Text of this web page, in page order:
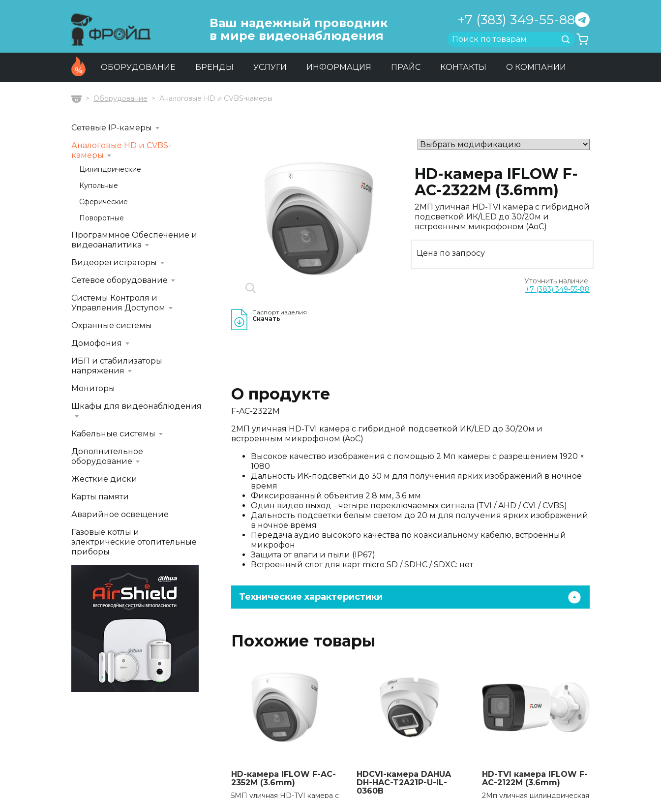
Ваш надежный проводник
в мире видеонаблюдения
+7 (383) 349-55-88
Найти
ОБОРУДОВАНИЕ БРЕНДЫ УСЛУГИ ИНФОРМАЦИЯ ПРАЙС КОНТАКТЫ О КОМПАНИИ
ГлавнаяОборудование Аналоговые HD и CVBS-камеры
Паспорт изделия
Скачать
HD-камера IFLOW F-
AC-2322M (3.6mm)
2МП уличная HD-TVI камера с гибридной
подсветкой ИК/LED до 30/20м и
встроенным микрофоном (AoC)
Цена по запросу
Уточнить наличие:
+7 (383) 349-55-88
О продукте
F-AC-2322M
2МП уличная HD-TVI камера с гибридной подсветкой ИК/LED до 30/20м и
встроенным микрофоном (AoC)
Высокое качество изображения с помощью 2 Мп камеры с разрешением 1920 ×
1080
Дальность ИК-подсветки до 30 м для получения ярких изображений в ночное
время
Фиксированный объектив 2.8 мм, 3.6 мм
Один видео выход - четыре переключаемых сигнала (TVI / AHD / CVI / CVBS)
Дальность подсветки белым светом до 20 м для получения ярких изображений
в ночное время
Передача аудио высокого качества по коаксиальному кабелю, встроенный
микрофон
Защита от влаги и пыли (IP67)
Встроенный слот для карт micro SD / SDHC / SDXC: нет
Технические характеристики
Похожие товары
HD-камера IFLOW F-AC-
2352M (3.6mm)
5МП уличная HD-TVI камера с
HDCVI-камера DAHUA
DH-HAC-T2A21P-U-IL-
0360B
HD-TVI камера IFLOW F-
AC-2122M (3.6mm)
2Мп уличная цилиндрическая
Сетевые IP-камеры
Аналоговые HD и CVBS-
камеры
Цилиндрические
Купольные
Сферические
Поворотные
Программное Обеспечение и
видеоаналитика
Видеорегистраторы
Сетевое оборудование
Системы Контроля и
Управления Доступом
Охранные системы
Домофония
ИБП и стабилизаторы
напряжения
Мониторы
Шкафы для видеонаблюдения
Кабельные системы
Дополнительное
оборудование
Жёсткие диски
Карты памяти
Аварийное освещение
Газовые котлы и
электрические отопительные
приборы